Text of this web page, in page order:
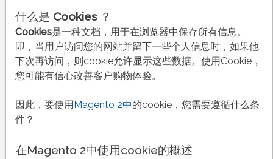
什么是 Cookies？
Cookies是一种文档，用于在浏览器中保存所有信息。
即，当用户访问您的网站并留下一些个人信息时，如果他
下次再访问，则cookie允许显示这些数据。使用Cookie，
您可能有信心改善客户购物体验。
因此，要使用 Magento 2中的cookie，您需要遵循什么条
件？
在Magento 2中使用cookie的概述